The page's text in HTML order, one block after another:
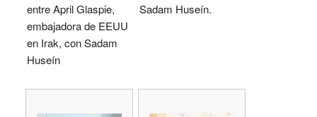
entre April Glaspie,
embajadora de EEUU
en Irak, con Sadam
Huseín
Sadam Huseín.